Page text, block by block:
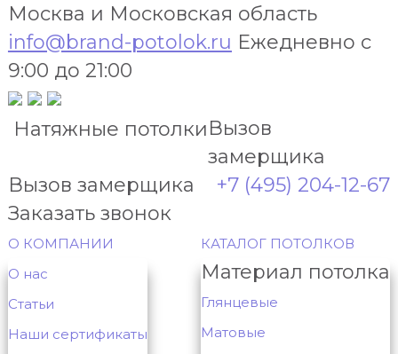
Москва и Московская область
info@brand-potolok.ru Ежедневно с
9:00 до 21:00
Натяжные потолкиВызов
замерщика
+7 (495) 204-12-67
Вызов замерщика
Заказать звонок
О КОМПАНИИ
О нас
Статьи
Наши сертификаты
КАТАЛОГ ПОТОЛКОВ
Материал потолка
Глянцевые
Матовые